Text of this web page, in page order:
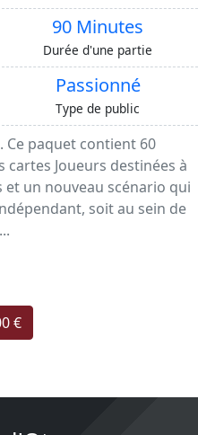
90 Minutes
Durée d'une partie
Passionné
Type de public
Ce paquet contient 60
cartes Joueurs destinées à
un nouveau scénario qui
soit au sein de
€